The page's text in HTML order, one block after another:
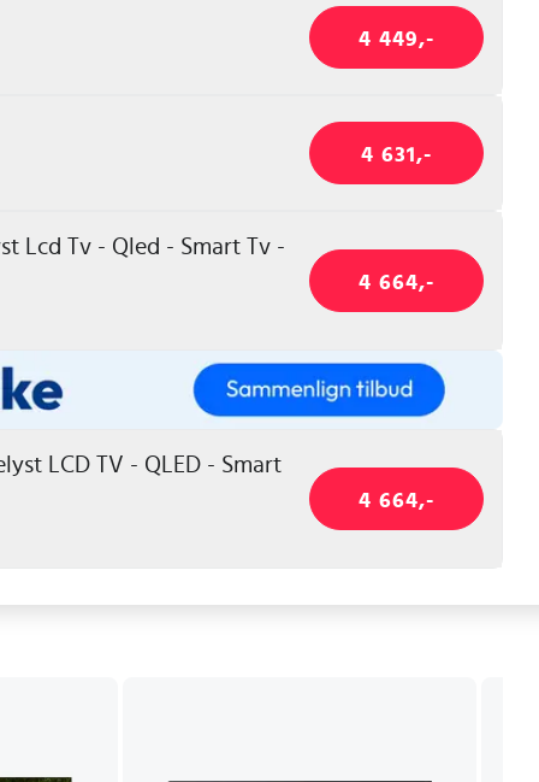
4 449,-
4 631,-
Lcd Tv - Qled - Smart Tv -
4 664,-
LCD TV - QLED - Smart
4 664,-